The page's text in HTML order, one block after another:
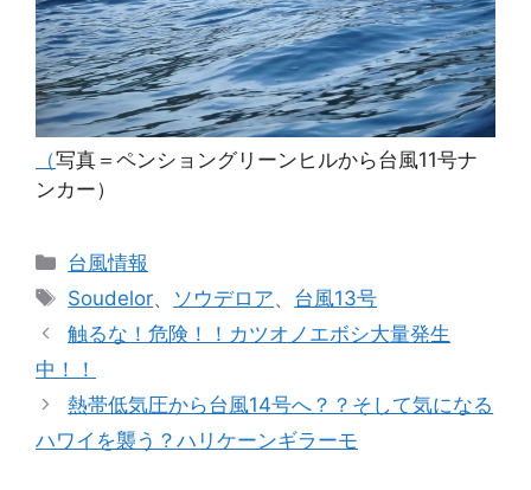
（写真＝ペンショングリーンヒルから台風11号ナ
ンカー）
カ
テ
リ
ー
台風情報
タ
グ
Soudelor、 ソウデロア、 台風13号
触るな！危険！！カツオノエボシ大量発生
中！！
熱帯低気圧から台風14号へ？？そして気になる
ハワイを襲う？ハリケーンギラーモ